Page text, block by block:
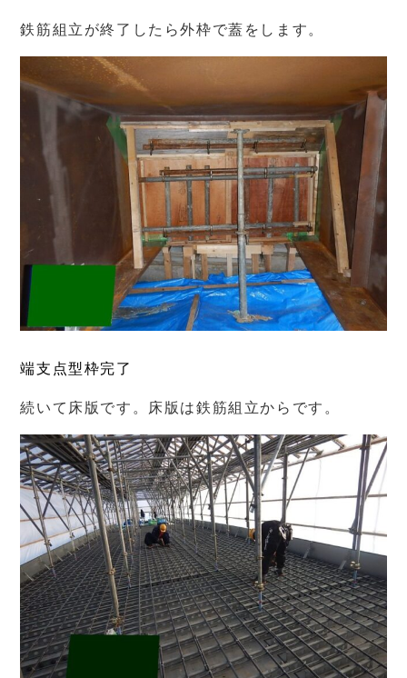
鉄筋組立が終了したら外枠で蓋をします。
端支点型枠完了
続いて床版です。床版は鉄筋組立からです。